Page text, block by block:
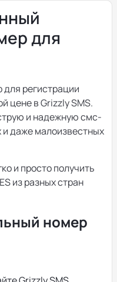
для
регистрации
цене в Grizzly SMS.
и надежную смс-
даже малоизвестных
и просто получить
из разных стран
номер